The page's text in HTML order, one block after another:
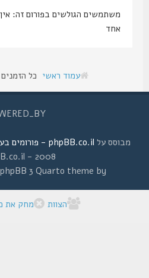
משתמשים הגולשים בפורום זה: אין
עמוד ראשי כל הזמנים הם UTC + 2 שעות
POWERED_BY
מבוסס עלphpBB.co.il - פורומים בעברית
2008 - phpBB.co.il.
phpBB 3 Quarto theme by
הצוות מחק את כל